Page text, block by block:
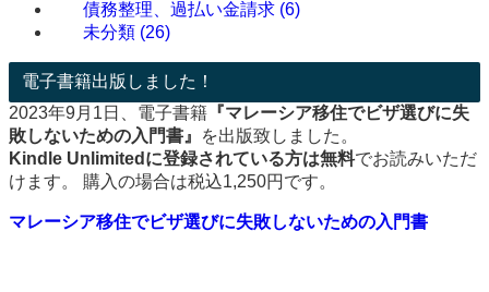
債務整理、過払い金請求 (6)
未分類 (26)
電子書籍出版しました！
2023年9月1日、電子書籍 『マレーシア移住でビザ選びに失
敗しないための入門書』
を出版致しました。
Kindle Unlimitedに登録されている方は無料でお読みいただ
けます。 購入の場合は税込1,250円です。
マレーシア移住でビザ選びに失敗しないための入門書